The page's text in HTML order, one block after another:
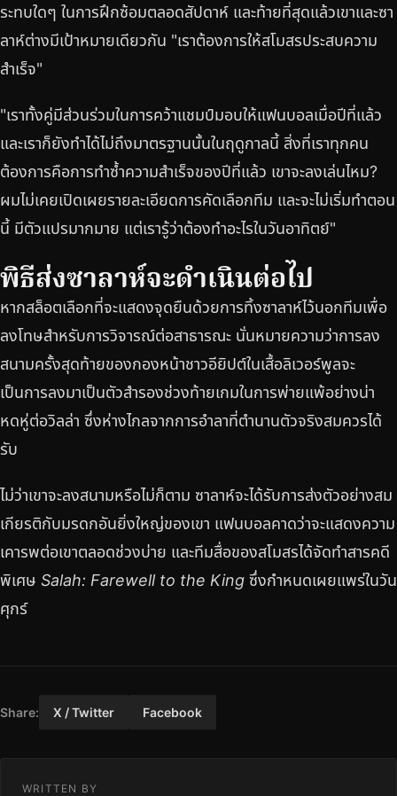
ระทบใดๆ ในการฝึกซ้อมตลอดสัปดาห์ และท้ายที่สุดแล้วเขาและซา
ลาห์ต่างมีเป้าหมายเดียวกัน "เราต้องการให้สโมสรประสบความ
สำเร็จ"
"เราทั้งคู่มีส่วนร่วมในการคว้าแชมป์มอบให้แฟนบอลเมื่อปีที่แล้ว
และเราก็ยังทำได้ไม่ถึงมาตรฐานนั้นในฤดูกาลนี้ สิ่งที่เราทุกคน
ต้องการคือการทำซ้ำความสำเร็จของปีที่แล้ว เขาจะลงเล่นไหม?
ผมไม่เคยเปิดเผยรายละเอียดการคัดเลือกทีม และจะไม่เริ่มทำตอน
นี้ มีตัวแปรมากมาย แต่เรารู้ว่าต้องทำอะไรในวันอาทิตย์"
พิธีส่งซาลาห์จะดำเนินต่อไป
หากสล็อตเลือกที่จะแสดงจุดยืนด้วยการทิ้งซาลาห์ไว้นอกทีมเพื่อ
ลงโทษสำหรับการวิจารณ์ต่อสาธารณะ นั่นหมายความว่าการลง
สนามครั้งสุดท้ายของกองหน้าชาวอียิปต์ในเสื้อลิเวอร์พูลจะ
เป็นการลงมาเป็นตัวสำรองช่วงท้ายเกมในการพ่ายแพ้อย่างน่า
หดหู่ต่อวิลล่า ซึ่งห่างไกลจากการอำลาที่ตำนานตัวจริงสมควรได้
รับ
ไม่ว่าเขาจะลงสนามหรือไม่ก็ตาม ซาลาห์จะได้รับการส่งตัวอย่างสม
เกียรติกับมรดกอันยิ่งใหญ่ของเขา แฟนบอลคาดว่าจะแสดงความ
เคารพต่อเขาตลอดช่วงบ่าย และทีมสื่อของสโมสรได้จัดทำสารคดี
พิเศษ Salah: Farewell to the King ซึ่งกำหนดเผยแพร่ในวัน
ศุกร์
Share: X / Twitter Facebook
WRITTEN BY